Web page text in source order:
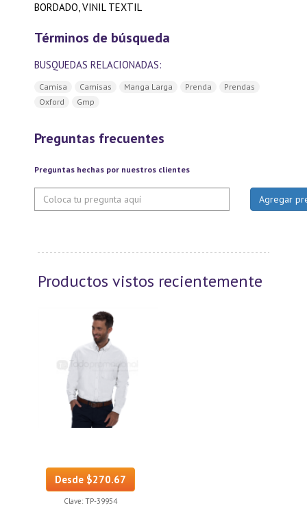
BORDADO, VINIL TEXTIL
Términos de búsqueda
BUSQUEDAS RELACIONADAS:
Camisa Camisas Manga Larga Prenda
Prendas
Oxford
Gmp
Preguntas frecuentes
Preguntas hechas por nuestros clientes
Productos vistos recientemente
Desde $270.67
Clave: TP-39954